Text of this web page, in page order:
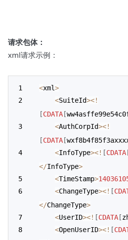
请求包体：
xml请求示例：
<xml>
<SuiteId><!
[CDATA [
<AuthCorpId><!
[CDATA [
<InfoType><! [CDATA
</InfoType>
<TimeStamp>
<ChangeType><! [
</ChangeType>
<UserID><! [CDATA [
<OpenUserID><! [